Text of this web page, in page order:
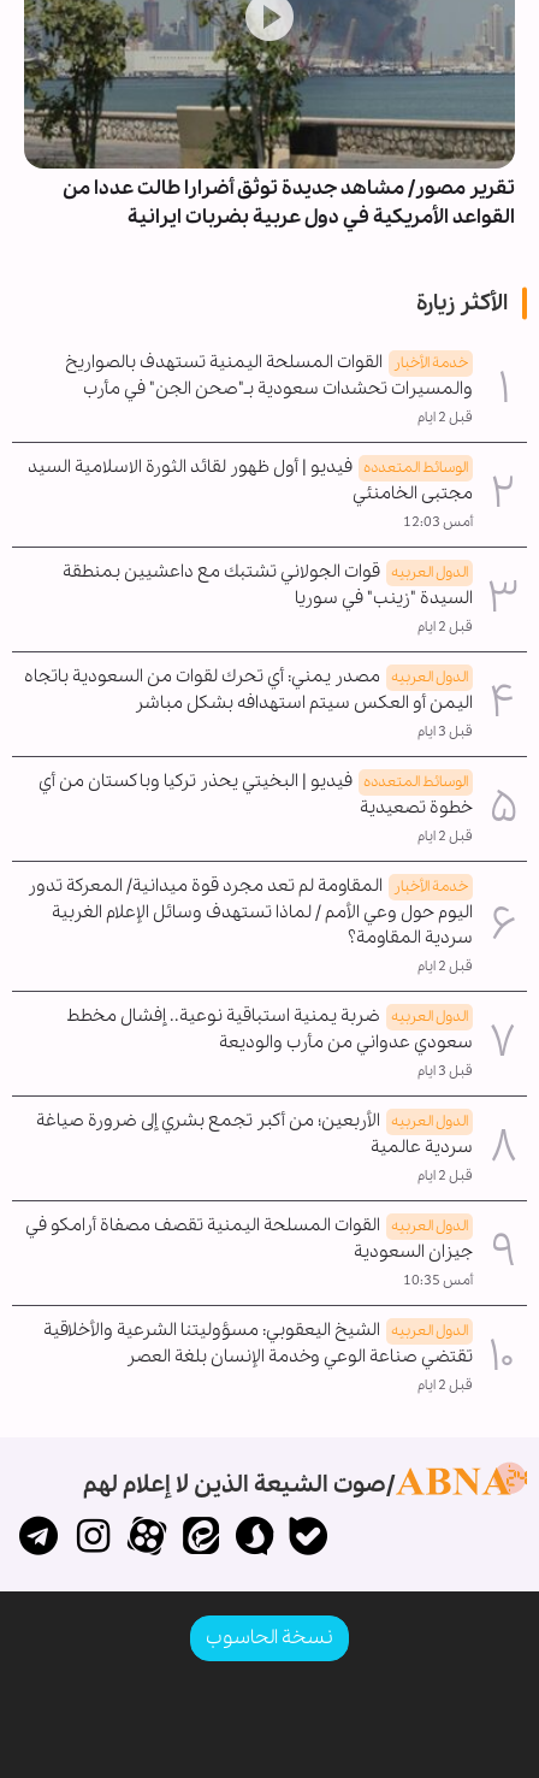
تقرير مصور/ مشاهد جديدة توثق أضرارا طالت عددا من
القواعد الأمريكية في دول عربية بضربات ايرانية
الأكثر زيارة
خدمة الأخبار
القوات المسلحة اليمنية تستهدف بالصواريخ
والمسيرات تحشدات سعودية بـ"صحن الجن" في مأرب
قبل 2 ايام
الوسائط المتعدده فيديو | أول ظهور لقائد الثورة الاسلامية السيد
مجتبى الخامنئي
أمس 12:03
الدول العربیه قوات الجولاني تشتبك مع داعشيين بمنطقة
السيدة "زينب" في سوريا
قبل 2 ايام
الدول العربیه مصدر يمني: أي تحرك لقوات من السعودية باتجاه
اليمن أو العكس سيتم استهدافه بشكل مباشر
قبل 3 ايام
الوسائط المتعدده فيديو | البخيتي يحذر تركيا وباكستان من أي
خطوة تصعيدية
قبل 2 ايام
خدمة الأخبار
المقاومة لم تعد مجرد قوة ميدانية/ المعركة تدور
اليوم حول وعي الأمم / لماذا تستهدف وسائل الإعلام الغربية
سردية المقاومة؟
قبل 2 ايام
الدول العربیه ضربة يمنية استباقية نوعية.. إفشال مخطط
سعودي عدواني من مأرب والوديعة
قبل 3 ايام
الدول العربیه الأربعين؛ من أكبر تجمع بشري إلى ضرورة صياغة
سردية عالمية
قبل 2 ايام
الدول العربیه القوات المسلحة اليمنية تقصف مصفاة أرامكو في
جيزان السعودية
أمس 10:35
الدول العربیه الشيخ اليعقوبي: مسؤوليتنا الشرعية والأخلاقية
تقتضي صناعة الوعي وخدمة الإنسان بلغة العصر
قبل 2 ايام
صوت الشيعة الذين لا إعلام لهم
نسخة الحاسوب